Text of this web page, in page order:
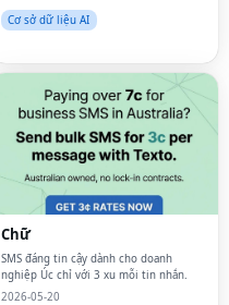
Cơ sở dữ liệu AI
Chữ
SMS đáng tin cậy dành cho doanh
nghiệp Úc chỉ với 3 xu mỗi tin nhắn.
2026-05-20